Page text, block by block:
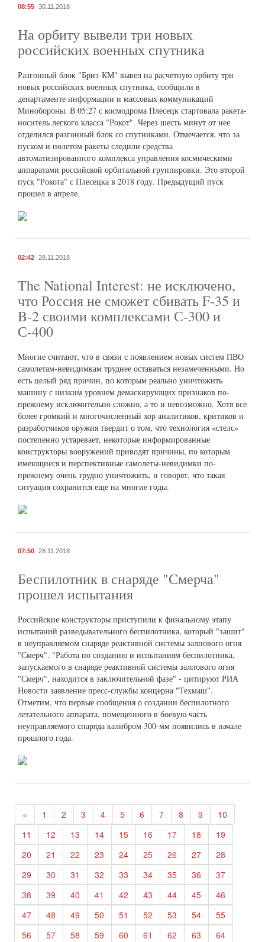
08:55 30.11.2018
На орбиту вывели три новых
российских военных спутника
Разгонный блок "Бриз-КМ" вывел на расчетную орбиту три
новых российских военных спутника, сообщили в
департаменте информации и массовых коммуникаций
Минобороны. В 05:27 с космодрома Плесецк стартовала ракета-
носитель легкого класса "Рокот". Через шесть минут от нее
отделился разгонный блок со спутниками. Отмечается, что за
пуском и полетом ракеты следили средства
автоматизированного комплекса управления космическими
аппаратами российской орбитальной группировки. Это второй
пуск "Рокота" с Плесецка в 2018 году. Предыдущий пуск
прошел в апреле.
02:42 28.11.2018
The National Interest: не исключено,
что Россия не сможет сбивать F-35 и
B-2 своими комплексами С-300 и
С-400
Многие считают, что в связи с появлением новых систем ПВО
самолетам-невидимкам труднее оставаться незамеченными. Но
есть целый ряд причин, по которым реально уничтожить
машину с низким уровнем демаскирующих признаков по-
прежнему исключительно сложно, а то и невозможно. Хотя все
более громкий и многочисленный хор аналитиков, критиков и
разработчиков оружия твердит о том, что технология «стелс»
постепенно устаревает, некоторые информированные
конструкторы вооружений приводят причины, по которым
имеющиеся и перспективные самолеты-невидимки по-
прежнему очень трудно уничтожить, и говорят, что такая
ситуация сохранится еще на многие годы.
07:50 28.11.2018
Беспилотник в снаряде "Смерча"
прошел испытания
Российские конструкторы приступили к финальному этапу
испытаний разведывательного беспилотника, который "зашит"
в неуправляемом снаряде реактивной системы залпового огня
"Смерч". "Работа по созданию и испытаниям беспилотника,
запускаемого в снаряде реактивной системы залпового огня
"Смерч", находится в заключительной фазе" - цитируют РИА
Новости заявление пресс-службы концерна "Техмаш".
Отметим, что первые сообщения о создании беспилотного
летательного аппарата, помещенного в боевую часть
неуправляемого снаряда калибром 300-мм появились в начале
прошлого года.
« 1 2 3 4 5 6 7 8 9
10
11
12 13 14 15 16 17 18
19
20
21 22 23 24 25 26 27
28
29
30 31 32 33 34 35 36
37
38
39 40 41 42 43 44 45
46
47
48 49 50 51 52 53 54
55
56
57 58 59 60 61 62 63
64